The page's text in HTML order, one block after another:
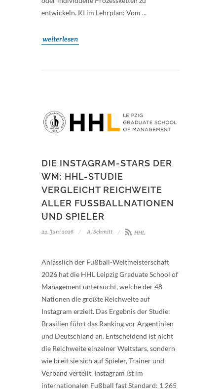
entwickeln. KI im Lehrplan: Vom ...
weiterlesen
DIE INSTAGRAM-STARS DER
WM: HHL-STUDIE
VERGLEICHT REICHWEITE
ALLER FUSSBALLNATIONEN U
ND SPIELER
24. Juni 2026 A. Schmitt HHL
Anlässlich der Fußball-Weltmeisterschaft
2026 hat die HHL Leipzig Graduate School of
Management untersucht, welche der 48
Nationen die größte Reichweite auf
Instagram erzielt. Das Ergebnis der Studie:
Brasilien führt das Ranking vor Argentinien
und Deutschland an. Entscheidend ist nicht
die Reichweite einzelner Weltstars, sondern
wie breit sie sich auf Spieler, Trainer und
Verband verteilt. Instagram ist im
internationalen Fußball fast Standard: 1.265